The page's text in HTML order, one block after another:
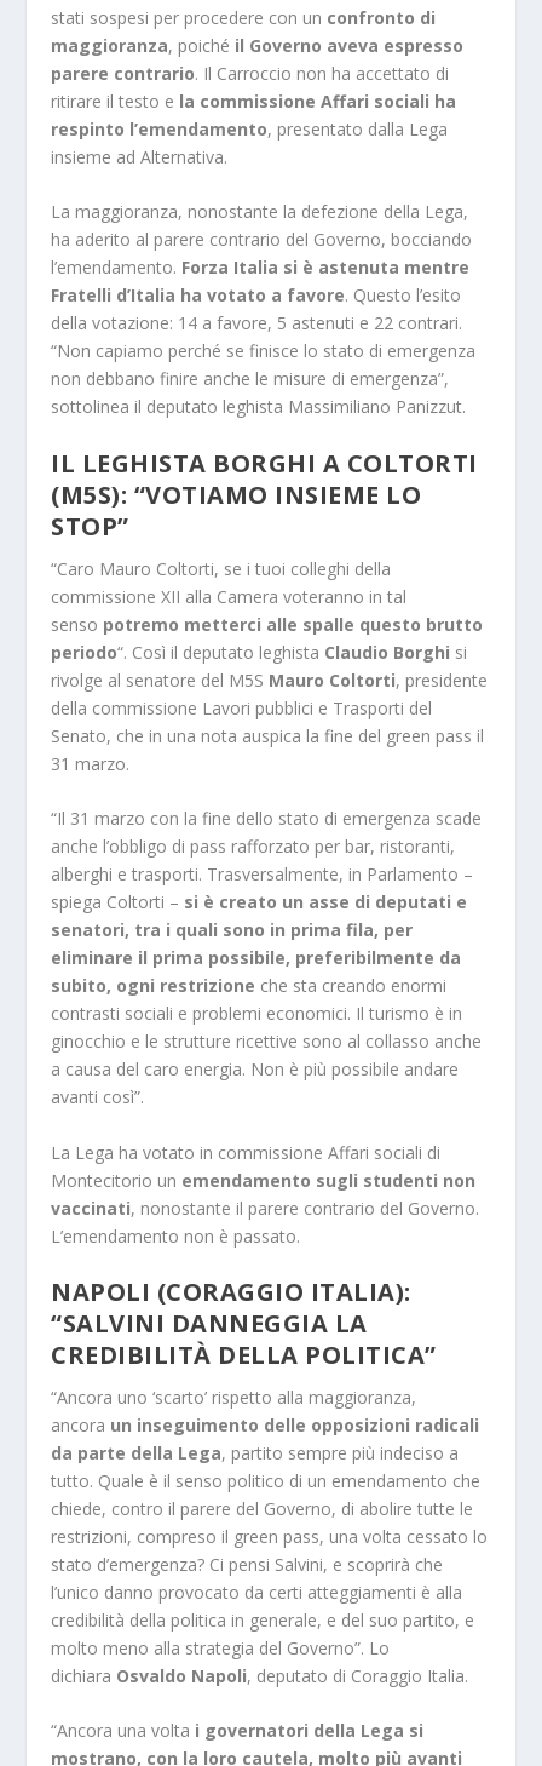
stati sospesi per procedere con un confronto di
maggioranza, poiché il Governo aveva espresso
parere contrario. Il Carroccio non ha accettato di
ritirare il testo e la commissione Affari sociali ha
respinto l’emendamento, presentato dalla Lega
insieme ad Alternativa.
La maggioranza, nonostante la defezione della Lega,
ha aderito al parere contrario del Governo, bocciando
l’emendamento. Forza Italia si è astenuta mentre
Fratelli d’Italia ha votato a favore. Questo l’esito
della votazione: 14 a favore, 5 astenuti e 22 contrari.
“Non capiamo perché se finisce lo stato di emergenza
non debbano finire anche le misure di emergenza”,
sottolinea il deputato leghista Massimiliano Panizzut.
IL LEGHISTA BORGHI A COLTORTI
(M5S): “VOTIAMO INSIEME LO
STOP”
“Caro Mauro Coltorti, se i tuoi colleghi della
commissione XII alla Camera voteranno in tal
senso potremo metterci alle spalle questo brutto
periodo“. Così il deputato leghista Claudio Borghi si
rivolge al senatore del M5S Mauro Coltorti, presidente
della commissione Lavori pubblici e Trasporti del
Senato, che in una nota auspica la fine del green pass il
31 marzo.
“Il 31 marzo con la fine dello stato di emergenza scade
anche l’obbligo di pass rafforzato per bar, ristoranti,
alberghi e trasporti. Trasversalmente, in Parlamento –
spiega Coltorti – si è creato un asse di deputati e
senatori, tra i quali sono in prima fila, per
eliminare il prima possibile, preferibilmente da
subito, ogni restrizione che sta creando enormi
contrasti sociali e problemi economici. Il turismo è in
ginocchio e le strutture ricettive sono al collasso anche
a causa del caro energia. Non è più possibile andare
avanti così”.
La Lega ha votato in commissione Affari sociali di
Montecitorio un emendamento sugli studenti non
vaccinati, nonostante il parere contrario del Governo.
L’emendamento non è passato.
NAPOLI (CORAGGIO ITALIA):
“SALVINI DANNEGGIA LA
CREDIBILITÀ DELLA POLITICA”
“Ancora uno ‘scarto’ rispetto alla maggioranza,
ancora un inseguimento delle opposizioni radicali
da parte della Lega, partito sempre più indeciso a
tutto. Quale è il senso politico di un emendamento che
chiede, contro il parere del Governo, di abolire tutte le
restrizioni, compreso il green pass, una volta cessato lo
stato d’emergenza? Ci pensi Salvini, e scoprirà che
l’unico danno provocato da certi atteggiamenti è alla
credibilità della politica in generale, e del suo partito, e
molto meno alla strategia del Governo”. Lo
dichiara Osvaldo Napoli, deputato di Coraggio Italia.
“Ancora una volta i governatori della Lega si
mostrano, con la loro cautela, molto più avanti